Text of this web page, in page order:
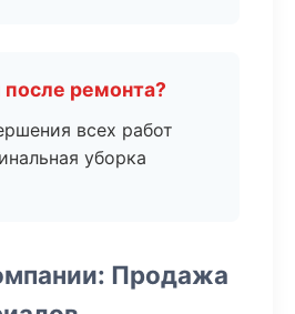
ремонта?
всех работ
уборка
Продажа